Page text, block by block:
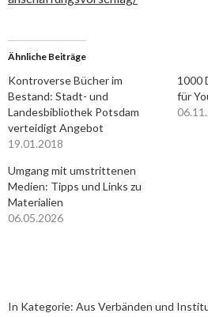
Ähnliche Beiträge
Kontroverse Bücher im
Bestand: Stadt- und
Landesbibliothek Potsdam
verteidigt Angebot
19.01.2018
1000
für
Umgang mit umstrittenen
Medien: Tipps und Links zu
Materialien
06.05.2026
In Kategorie: Aus Verbänden und